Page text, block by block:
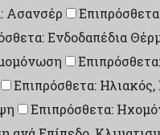
Ασανσέρ
Ενδοδαπέδια
Επιπρόσθετα:
Επιπρόσθετα: